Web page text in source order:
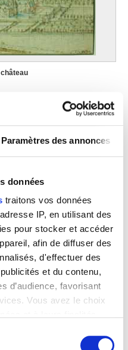
Paramètres des annonces
données
traitons vos données
IP, en utilisant des
pour stocker et accéder
afin de diffuser des
d'effectuer des
et du contenu,
d’audience, favorisant
Vous avez le choix
relative aux